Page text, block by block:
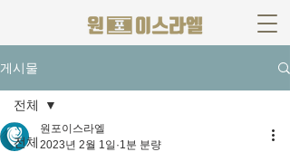
게시물
전체
전체
원포이스라엘
2023년 2월 1일 1분 분량